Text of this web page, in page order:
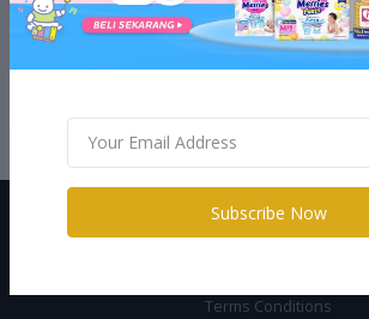
Terms Conditions
Subscribe Now